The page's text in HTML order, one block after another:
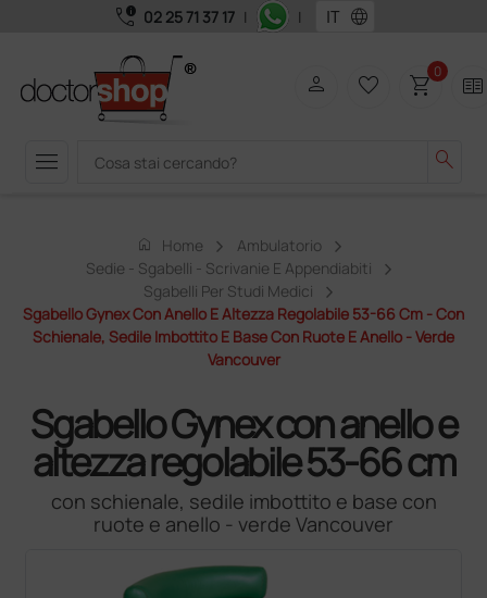
call_quality 02 25 71 37 17 | | language
menu search
person favorite_border shopping_cart0 two_pager
home Home
Ambulatorio
Sedie - Sgabelli - Scrivanie E Appendiabiti
Sgabelli Per Studi Medici
Sgabello Gynex Con Anello E Altezza Regolabile 53-66 Cm - Con
Schienale, Sedile Imbottito E Base Con Ruote E Anello - Verde
Vancouver
Sgabello Gynex con anello e
altezza regolabile 53-66 cm
con schienale, sedile imbottito e base con
ruote e anello - verde Vancouver